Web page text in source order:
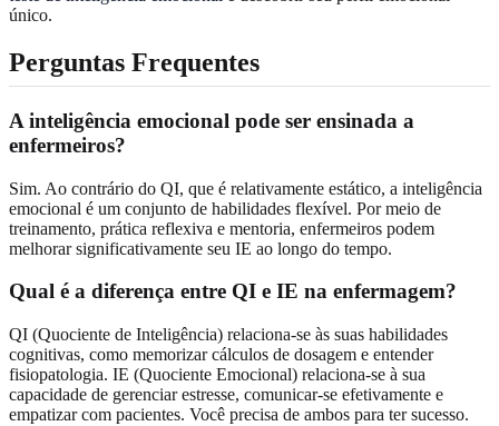
único.
Perguntas Frequentes
A inteligência emocional pode ser ensinada a
enfermeiros?
Sim. Ao contrário do QI, que é relativamente estático, a inteligência
emocional é um conjunto de habilidades flexível. Por meio de
treinamento, prática reflexiva e mentoria, enfermeiros podem
melhorar significativamente seu IE ao longo do tempo.
Qual é a diferença entre QI e IE na enfermagem?
QI (Quociente de Inteligência) relaciona-se às suas habilidades
cognitivas, como memorizar cálculos de dosagem e entender
fisiopatologia. IE (Quociente Emocional) relaciona-se à sua
capacidade de gerenciar estresse, comunicar-se efetivamente e
empatizar com pacientes. Você precisa de ambos para ter sucesso.